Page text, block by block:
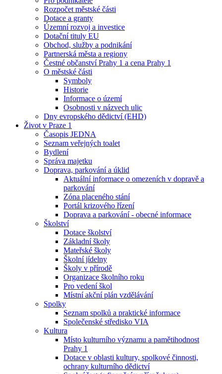
Rozpočet městské části
Dotace a granty
Územní rozvoj a investice
Dotační tituly EU
Obchod, služby a podnikání
Partnerská města a regiony
Čestné občanství Prahy 1 a cena Prahy 1
O městské části
Symboly
Historie
Informace o území
Osobnosti v názvech ulic
Dny evropského dědictví (EHD)
Život v Praze 1
Časopis JEDNA
Seznam veřejných toalet
Bydlení
Správa majetku
Doprava, parkování a úklid
Aktuální informace o omezeních v dopravě a
parkování
Zóna placeného stání
Portál krizového řízení
Doprava a parkování - obecné informace
Školství
Dotace školství
Základní školy
Mateřské školy
Školní jídelny
Školy v přírodě
Organizace školního roku
Pro vedení škol
Místní akční plán vzdělávání
Spolky
Seznam spolků a praktické informace
Společenské středisko VIA
Kultura
Místo kulturního významu a pamětihodnost
Prahy 1
Dotace v oblasti kultury, spolkové činnosti,
ochrany kulturního dědictví